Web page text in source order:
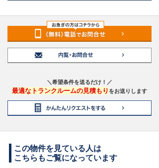
＼希望条件を送るだけ！／
最適なトランクルームの見積もり をお送りします
この物件を見ている人は
こちらもご覧になっています